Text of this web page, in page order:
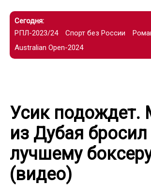
Сегодня:
РПЛ-2023/24
Спорт без России
Australian Open-2024
Усик подождет.
из Дубая
лучшему
(видео)